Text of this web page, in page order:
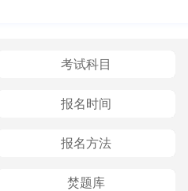
考试科目
报名时间
报名方法
焚题库